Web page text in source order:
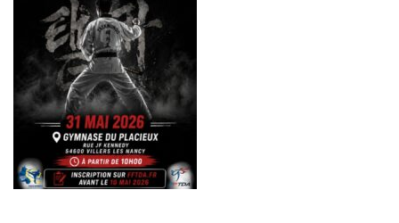
a
t